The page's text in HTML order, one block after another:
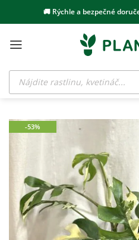
to
🚚 Rýchle a bezpečné
Products
search
-53%